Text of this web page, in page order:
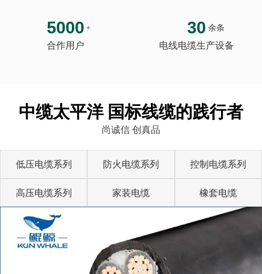
5000 +
合作用户
30 余条
电线电缆生产设备
中缆太平洋 国标线缆的践行者
尚诚信 创真品
低压电缆系列 防火电缆系列 控制电缆系列
高压电缆系列 家装电缆 橡套电缆